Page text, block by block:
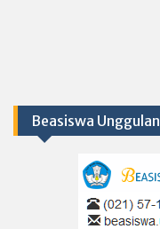
Beasiswa Unggulan